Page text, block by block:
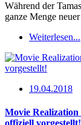
Während der
ganze Menge
Weiterlesen...
19.04.2018
Movie